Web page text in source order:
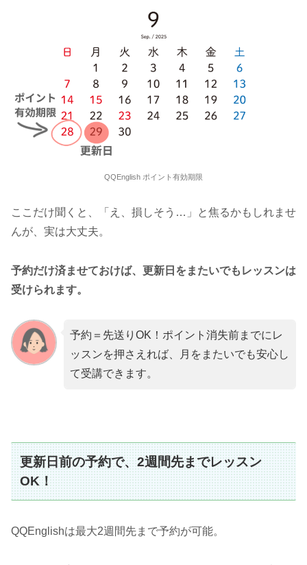
QQEnglish ポイント有効期限
ここだけ聞くと、「え、損しそう…」と焦るかもしれませ
んが、実は大丈夫。
予約だけ済ませておけば、更新日をまたいでもレッスンは
受けられます。
予約＝先送りOK！ポイント消失前までにレ
ッスンを押さえれば、月をまたいでも安心し
て受講できます。
更新日前の予約で、2週間先までレッスン
OK！
QQEnglishは最大2週間先まで予約が可能。